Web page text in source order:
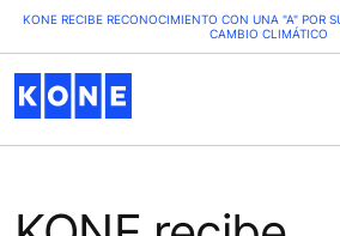
KONE RECIBE RECONOCIMIENTO CON UNA "A" POR
CAMBIO CLIMÁTICO